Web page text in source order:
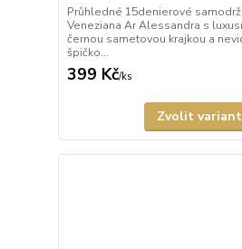
Průhledné 15denierové
Veneziana Ar Alessandra s
černou sametovou krajkou a
špičko...
399 Kč/ks
Zvolit